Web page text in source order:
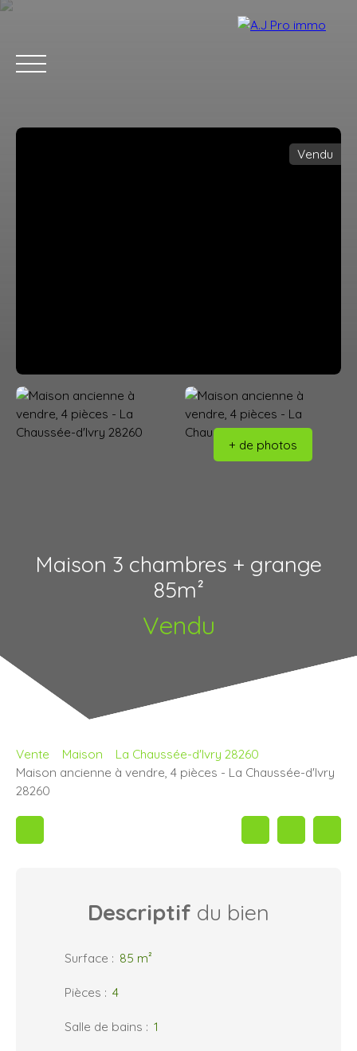
Vendu
+ de photos
Maison 3 chambres + grange
85m²
Vendu
Vente Maison
La Chaussée-d'Ivry 28260
Maison ancienne à vendre, 4 pièces - La Chaussée-d'Ivry
28260
Descriptif du bien
Surface : 85 m²
Pièces : 4
Salle de bains : 1